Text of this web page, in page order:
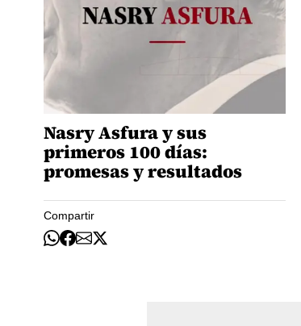
Nasry Asfura y sus
primeros 100 días:
promesas y resultados
Compartir